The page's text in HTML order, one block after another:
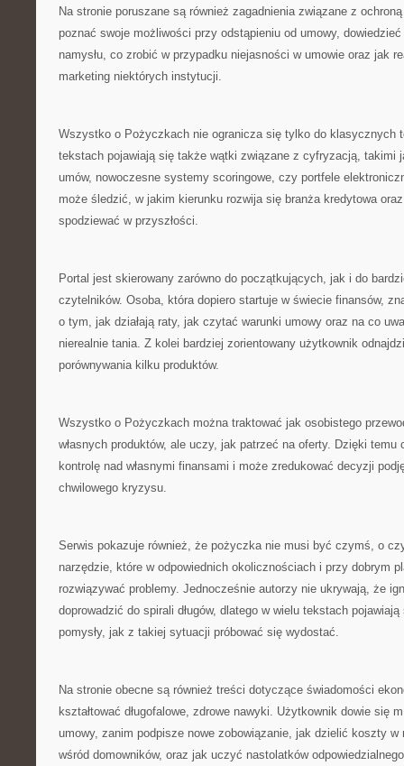
Na stronie poruszane są również zagadnienia związane z
poznać swoje możliwości przy odstąpieniu od umowy, dowiedzieć
namysłu, co zrobić w przypadku niejasności w umowie oraz jak
marketing niektórych instytucji.
Wszystko o Pożyczkach nie ogranicza się tylko do klasycznych
tekstach pojawiają się także wątki związane z cyfryzacją, takimi
umów, nowoczesne systemy scoringowe, czy portfele
może śledzić, w jakim kierunku rozwija się branża kredytowa
spodziewać w przyszłości.
Portal jest skierowany zarówno do początkujących, jak i do
czytelników. Osoba, która dopiero startuje w świecie finansów,
o tym, jak działają raty, jak czytać warunki umowy oraz na co
nierealnie tania. Z kolei bardziej zorientowany użytkownik
porównywania kilku produktów.
Wszystko o Pożyczkach można traktować jak osobistego
własnych produktów, ale uczy, jak patrzeć na oferty. Dzięki
kontrolę nad własnymi finansami i może zredukować decyzji
chwilowego kryzysu.
Serwis pokazuje również, że pożyczka nie musi być czymś, o
narzędzie, które w odpowiednich okolicznościach i przy dobrym
rozwiązywać problemy. Jednocześnie autorzy nie ukrywają, że
doprowadzić do spirali długów, dlatego w wielu tekstach
pomysły, jak z takiej sytuacji próbować się wydostać.
Na stronie obecne są również treści dotyczące świadomości
kształtować długofalowe, zdrowe nawyki. Użytkownik dowie się
umowy, zanim podpisze nowe zobowiązanie, jak dzielić koszty
wśród domowników, oraz jak uczyć nastolatków